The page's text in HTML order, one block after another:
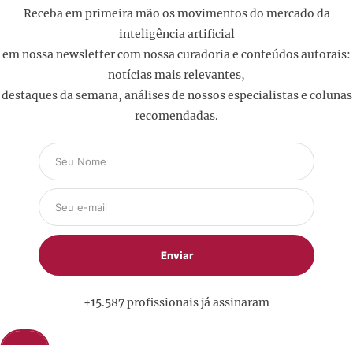
Receba em primeira mão os movimentos do mercado da
inteligência artificial
em nossa newsletter com nossa curadoria e conteúdos autorais:
notícias mais relevantes,
destaques da semana, análises de nossos especialistas e colunas
recomendadas.
+15.587 profissionais já assinaram